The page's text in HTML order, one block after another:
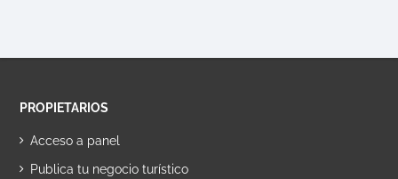
PROPIETARIOS
Acceso a panel
Publica tu negocio turístico